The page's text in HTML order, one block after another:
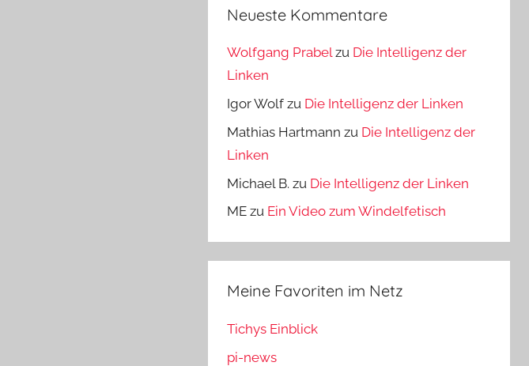
Neueste Kommentare
Wolfgang Prabelzu Die Intelligenz der
Linken
Igor Wolf zu Die Intelligenz der Linken
Mathias Hartmann zu Die Intelligenz der
Linken
Michael B. zu Die Intelligenz der Linken
ME zu Ein Video zum Windelfetisch
Meine Favoriten im Netz
Tichys Einblick
pi-news